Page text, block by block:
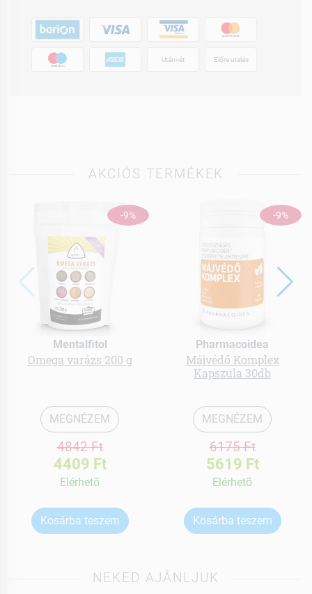
Utánvét Előre utalás
AKCIÓS TERMÉKEK
-9%
Mentalfitol
Omega varázs 200 g
MEGNÉZEM
4842 Ft
4409 Ft
Elérhetõ
Kosárba teszem
-9%
Pharmacoidea
Májvédő Komplex
Kapszula 30db
MEGNÉZEM
6175 Ft
5619 Ft
Elérhetõ
Kosárba teszem
NEKED AJÁNLJUK